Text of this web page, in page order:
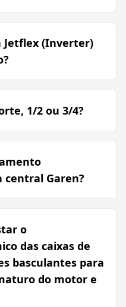
Jetflex (Inverter)
1/2 ou 3/4?
central Garen?
o
das caixas de
basculantes para
do motor e